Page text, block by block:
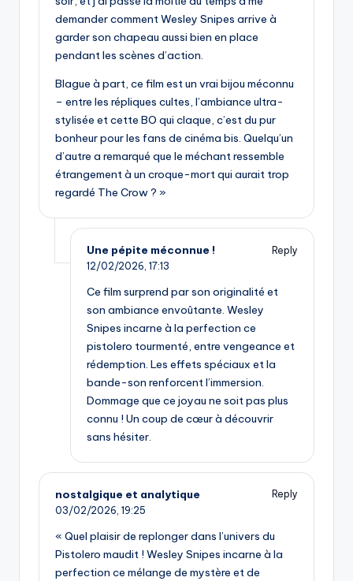
demander comment Wesley Snipes arrive à
garder son chapeau aussi bien en place
pendant les scènes d’action.
Blague à part, ce film est un vrai bijou méconnu
– entre les répliques cultes, l’ambiance ultra-
stylisée et cette BO qui claque, c’est du pur
bonheur pour les fans de cinéma bis. Quelqu’un
d’autre a remarqué que le méchant ressemble
étrangement à un croque-mort qui aurait trop
regardé The Crow ? »
Une pépite méconnue !
Reply
12/02/2026, 17:13
Ce film surprend par son originalité et
son ambiance envoûtante. Wesley
Snipes incarne à la perfection ce
pistolero tourmenté, entre vengeance et
rédemption. Les effets spéciaux et la
bande-son renforcent l’immersion.
Dommage que ce joyau ne soit pas plus
connu ! Un coup de cœur à découvrir
sans hésiter.
nostalgique et analytique
Reply
03/02/2026, 19:25
« Quel plaisir de replonger dans l’univers du
Pistolero maudit ! Wesley Snipes incarne à la
perfection ce mélange de mystère et de